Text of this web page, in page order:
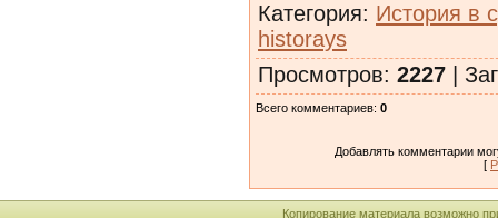
Категория: История в
historays
Просмотров: 2227 |
Всего комментариев: 0
Добавлять комментарии
[
Копирование материала возможно